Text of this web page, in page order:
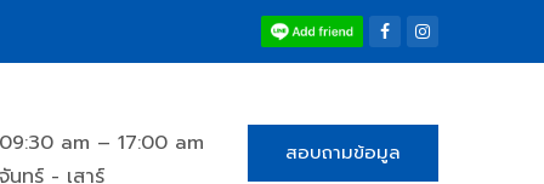
09:30 am – 17:00 am
จันทร์ - เสาร์
สอบถามข้อมูล